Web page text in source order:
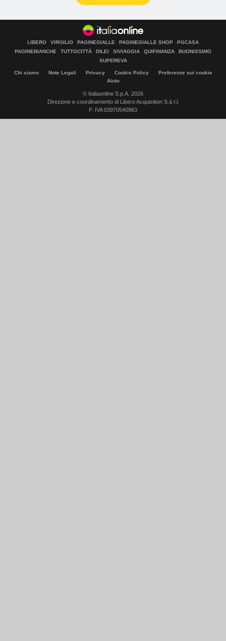
LIBERO VIRGILIO PAGINEGIALLE PAGINEGIALLE SHOP
PGCASA
PAGINEBIANCHE
TUTTOCITTÀ DILEI SIVIAGGIA QUIFINANZA
BUONISSIMO
SUPEREVA
Chi siamo Note Legali Privacy Cookie Policy
Preferenze sui cookie
Aiuto
© Italiaonline S.p.A. 2026
Direzione e coordinamento di Libero Acquisition S.á r.l.
P. IVA 03970540963